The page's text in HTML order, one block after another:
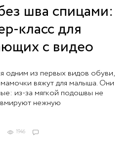
шва спицами:
класс для
с видео
одним из первых видов обуви,
вяжут для малыша. Они
из-за мягкой подошвы не
нежную
1946